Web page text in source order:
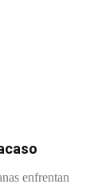
enfrentan